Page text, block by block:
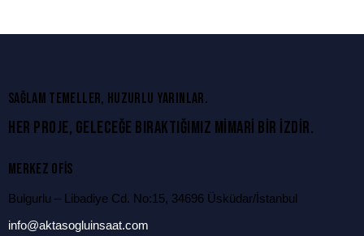
SAĞLAM TEMELLER, HUZURLU YARINLAR.
HER PROJE, GELECEĞE BIRAKTIĞIMIZ MIMARI BIR IZDIR.
MERKEZ OFIS
Bulgurlu – Libadiye Cd. No:15, 34696 Üsküdar/İstanbul
info@aktasogluinsaat.com